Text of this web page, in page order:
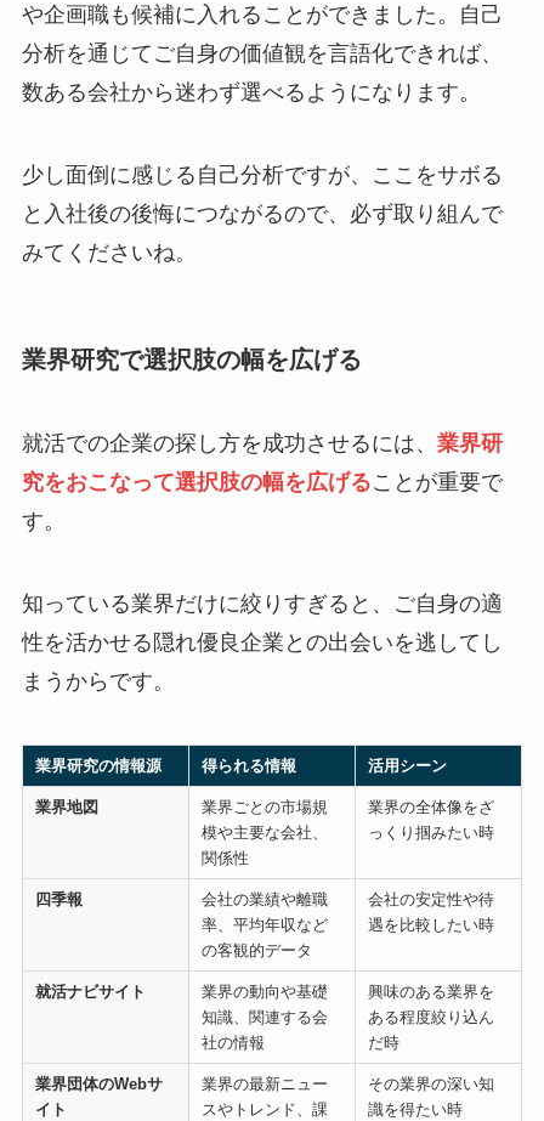
や企画職も候補に入れることができました。自己
分析を通じてご自身の価値観を言語化できれば、
数ある会社から迷わず選べるようになります。
少し面倒に感じる自己分析ですが、ここをサボる
と入社後の後悔につながるので、必ず取り組んで
みてくださいね。
業界研究で選択肢の幅を広げる
就活での企業の探し方を成功させるには、 業界研
究をおこなって選択肢の幅を広げることが重要で
す。
知っている業界だけに絞りすぎると、ご自身の適
性を活かせる隠れ優良企業との出会いを逃してし
まうからです。
業界研究の情報源 得られる情報 活用シーン
業界地図
業界ごとの市場規
模や主要な会社、
関係性
業界の全体像をざ
っくり掴みたい時
四季報
会社の業績や離職
率、平均年収など
の客観的データ
会社の安定性や待
遇を比較したい時
就活ナビサイト
業界の動向や基礎
知識、関連する会
社の情報
興味のある業界を
ある程度絞り込ん
だ時
業界団体のWebサ
イト
業界の最新ニュー
スやトレンド、課
その業界の深い知
識を得たい時